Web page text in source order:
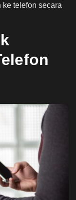
ke telefon secara